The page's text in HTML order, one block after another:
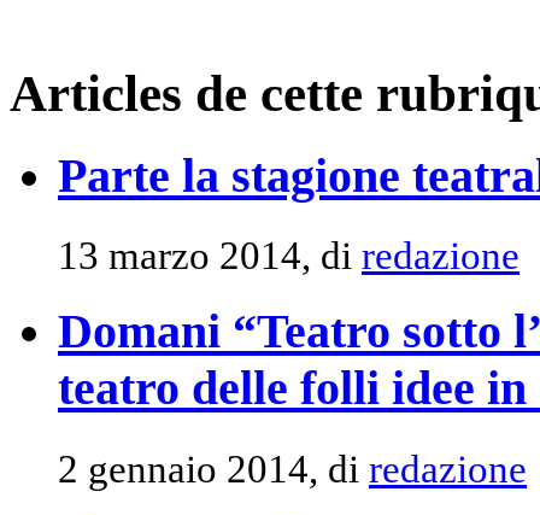
Articles de cette
Parte la stagione
13 marzo 2014, di redazione
Domani “Teatro sotto
teatro delle folli idee in
2 gennaio 2014, di redazione